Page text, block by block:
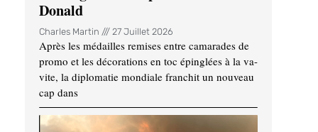
Donald
Charles Martin 27 Juillet 2026
Après les médailles remises entre camarades de
promo et les décorations en toc épinglées à la va-
vite, la diplomatie mondiale franchit un nouveau
cap dans